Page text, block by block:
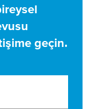
geçin.